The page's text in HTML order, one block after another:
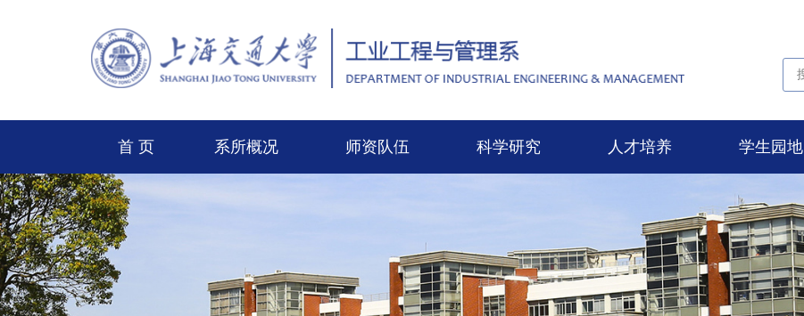
首 页 系所概况 师资队伍 科学研究 人才培养 学生园地